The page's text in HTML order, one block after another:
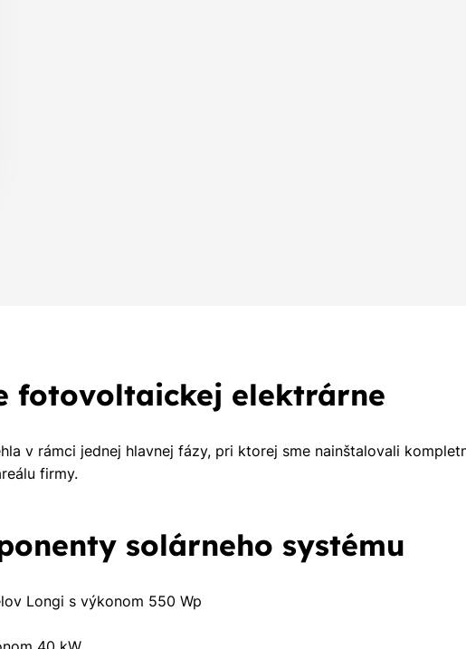
fotovoltaickej elektrárne
v rámci jednej hlavnej fázy, pri ktorej sme nainštalovali
firmy.
solárneho systému
Longi s výkonom 550 Wp